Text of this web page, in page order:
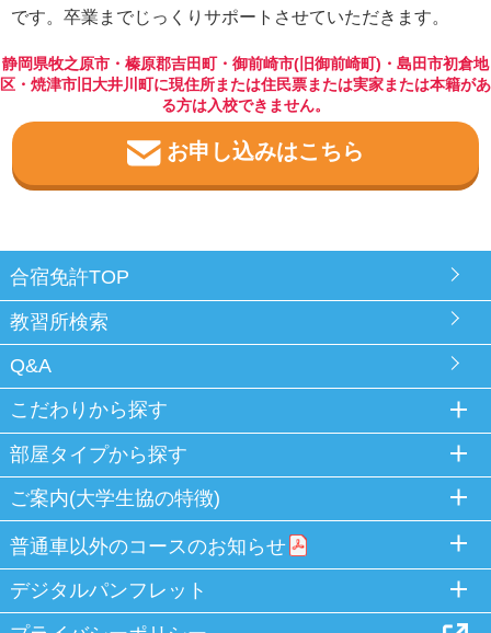
です。卒業までじっくりサポートさせていただきます。
静岡県牧之原市・榛原郡吉田町・御前崎市(旧御前崎町)・島田市初倉地
区・焼津市旧大井川町に現住所または住民票または実家または本籍があ
る方は入校できません。
お申し込みはこちら
合宿免許TOP
教習所検索
Q&A
こだわりから探す
部屋タイプから探す
ご案内(大学生協の特徴)
普通車以外のコースのお知らせ
デジタルパンフレット